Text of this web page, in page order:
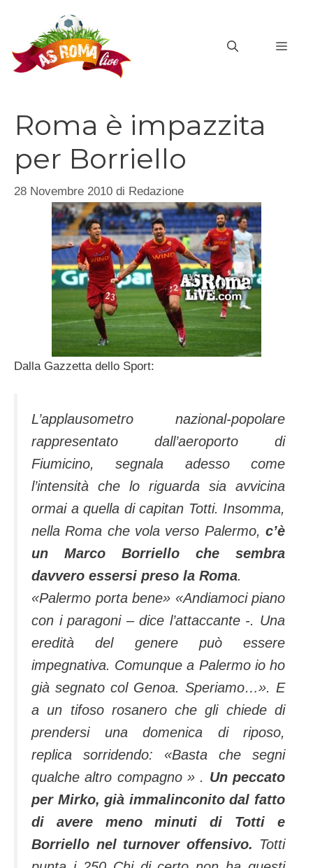
contenuto
Roma è impazzita
per Borriello
28 Novembre 2010 di Redazione
Dalla Gazzetta dello Sport:
L’applausometro nazional-popolare
rappresentato dall’aeroporto di
Fiumicino, segnala adesso come
l’intensità che lo riguarda sia avvicina
ormai a quella di capitan Totti. Insomma,
nella Roma che vola verso Palermo, c’è
un Marco Borriello che sembra
davvero essersi preso la Roma.
«Palermo porta bene» «Andiamoci piano
con i paragoni – dice l’attaccante -. Una
eredità del genere può essere
impegnativa. Comunque a Palermo io ho
già segnato col Genoa. Speriamo…». E
a un tifoso rosanero che gli chiede di
prendersi una domenica di riposo,
replica sorridendo: «Basta che segni
qualche altro compagno » . Un peccato
per Mirko, già immalinconito dal fatto
di avere meno minuti di Totti e
Borriello nel turnover offensivo. Totti